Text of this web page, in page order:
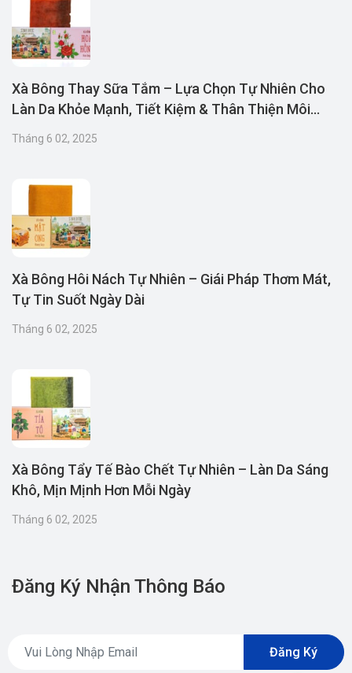
Xà Bông Thay Sữa Tắm – Lựa Chọn Tự Nhiên Cho
Làn Da Khỏe Mạnh, Tiết Kiệm & Thân Thiện Môi
Tháng 6 02, 2025
Xà Bông Hôi Nách Tự Nhiên – Giái Pháp Thơm Mát,
Tự Tin Suốt Ngày Dài
Tháng 6 02, 2025
Xà Bông Tẩy Tế Bào Chết Tự Nhiên – Làn Da Sáng
Khô, Mịn Mịnh Hơn Mỗi Ngày
Tháng 6 02, 2025
Đăng Ký Nhận Thông Báo
Đăng Ký